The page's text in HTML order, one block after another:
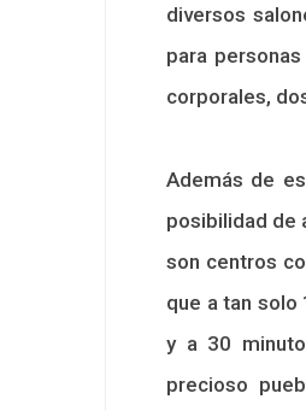
diversos
para
corporales,
Además de
posibilidad de
son centros
que a tan
y a 30
precioso